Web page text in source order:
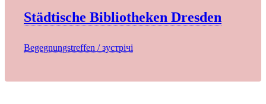
Städtische Bibliotheken Dresden
Begegnungstreffen / зустрічі